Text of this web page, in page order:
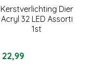
Kerstverlichting Dier
Acryl 32 LED Assorti
1st
22,99